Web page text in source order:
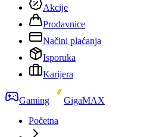
Akcije
Prodavnice
Načini plaćanja
Isporuka
Karijera
Gaming
GigaMAX
Početna